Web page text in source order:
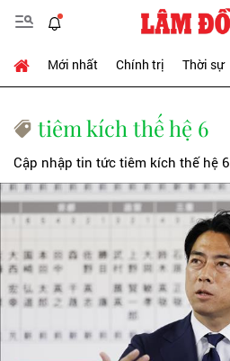
Mới nhất Chính trị Thời sự
tiêm kích thế hệ 6
Cập nhập tin tức tiêm kích thế hệ 6